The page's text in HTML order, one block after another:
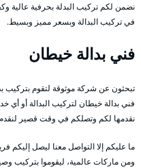
نضمن لكم تركيب البدلة بحرفية عالية
في تركيب البدالة وبسعر مميز وبسيط.
فني بدالة خيطان
تبحثون عن شركة موثوقة لتقوم بتركيب
فني بدالة خيطان لتركيب البدالة أو أي
نقدمها لكم وتصلكم في وقت قصير
ما عليكم إلا التواصل معنا ليصل إليكم
ومن ماركات عالمية، ليقوموا بتركيب